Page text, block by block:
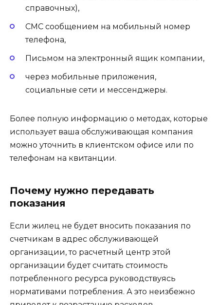
справочных),
СМС сообщением на мобильный номер
телефона,
Письмом на электронный ящик компании,
через мобильные приложения,
социальные сети и мессенджеры.
Более полную информацию о методах, которые
использует ваша обслуживающая компания
можно уточнить в клиентском офисе или по
телефонам на квитанции.
Почему нужно передавать
показания
Если жилец не будет вносить показания по
счетчикам в адрес обслуживающей
организации, то расчетный центр этой
организации будет считать стоимость
потребленного ресурса руководствуясь
нормативами потребления. А это неизбежно